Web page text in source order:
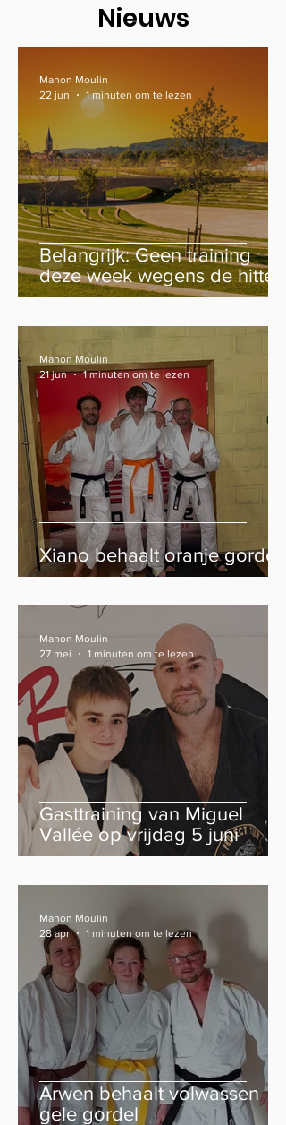
Nieuws
Belangrijk: Geen training
deze week wegens de hitte
(22/06 tot 26/06)
Manon Moulin
22 jun
1 minuten om te lezen
Xiano behaalt oranje gordel
Manon Moulin
21 jun
1 minuten om te lezen
Gasttraining van Miguel
Vallée op vrijdag 5 juni
Manon Moulin
27 mei
1 minuten om te lezen
Arwen behaalt volwassen
gele gordel
Manon Moulin
28 apr
1 minuten om te lezen